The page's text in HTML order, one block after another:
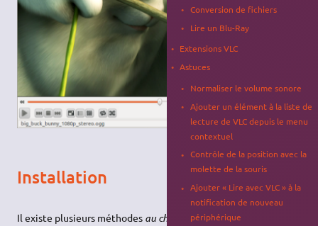
Installation
Il existe plusieurs méthodes au choix pour installer
Conversion de fichiers
Lire un Blu-Ray
Extensions VLC
Astuces
Normaliser le volume sonore
Ajouter un élément à la liste de
lecture de VLC depuis le menu
contextuel
Contrôle de la position avec la
molette de la souris
Ajouter « Lire avec VLC » à la
notification de nouveau
périphérique